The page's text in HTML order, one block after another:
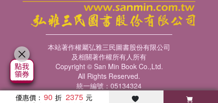
優惠價： 90 2375
本站著作權屬弘雅三民圖書股份有限公司
及相關著作權所有人所有
Copyright © San Min Book Co.,Ltd.
All Rights Reserved.
統一編號：05134324